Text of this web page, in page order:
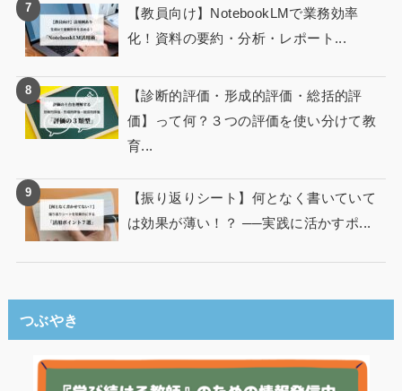
【教員向け】NotebookLMで業務効率
化！資料の要約・分析・レポート...
【診断的評価・形成的評価・総括的評
価】って何？３つの評価を使い分けて教
育...
【振り返りシート】何となく書いていて
は効果が薄い！？ ──実践に活かすポ...
つぶやき